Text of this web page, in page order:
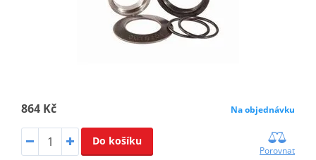
864 Kč Na objednávku
Do košíku
Porovnat